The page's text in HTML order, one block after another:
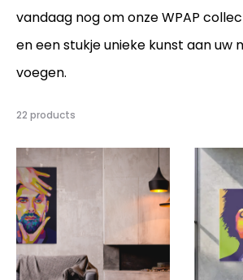
vandaag nog om onze WPAP
en een stukje unieke kunst aan uw
voegen.
22 products